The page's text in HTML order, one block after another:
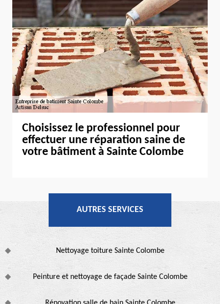
Choisissez le professionnel pour
effectuer une réparation saine de
votre bâtiment à Sainte Colombe
AUTRES SERVICES
Nettoyage toiture Sainte Colombe
Peinture et nettoyage de façade Sainte Colombe